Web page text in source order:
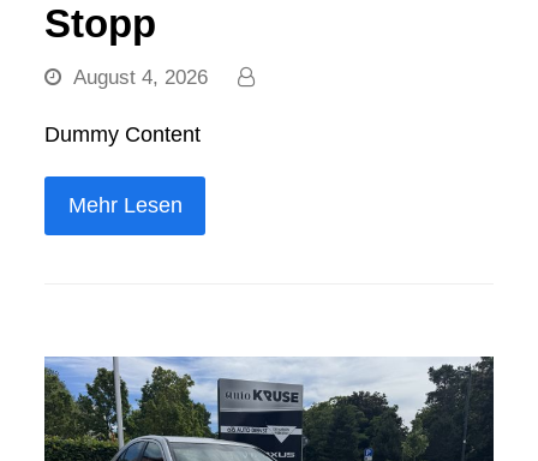
Stopp
August 4, 2026
Dummy Content
Mehr Lesen